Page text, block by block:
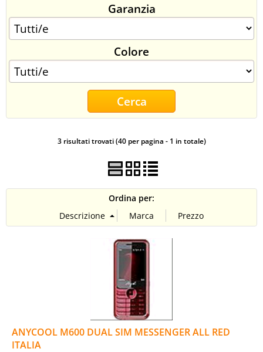
PAGAMENTI
Garanzia
Colore
3 risultati trovati (40 per pagina - 1 in totale)
Ordina per:
ANYCOOL M600 DUAL SIM MESSENGER ALL RED
ITALIA